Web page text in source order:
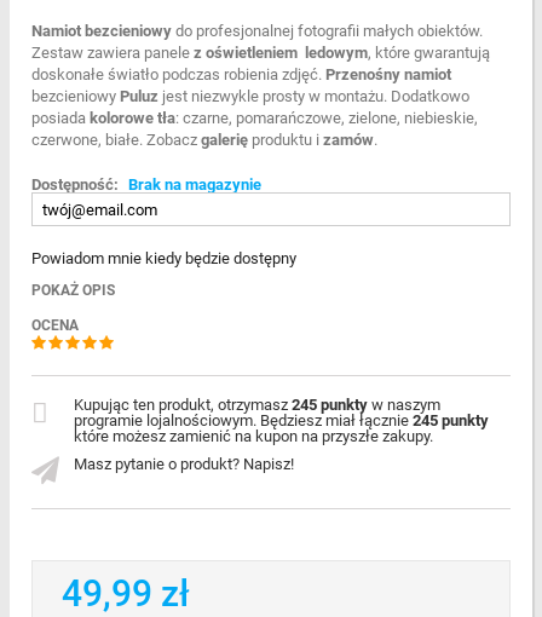
Namiot bezcieniowy do profesjonalnej fotografii małych obiektów.
Zestaw zawiera panele z oświetleniem ledowym, które gwarantują
doskonałe światło podczas robienia zdjęć. Przenośny namiot
bezcieniowy Puluz jest niezwykle prosty w montażu. Dodatkowo
posiada kolorowe tła: czarne, pomarańczowe, zielone, niebieskie,
czerwone, białe. Zobacz galerię produktu i zamów.
Dostępność: Brak na magazynie
Powiadom mnie kiedy będzie dostępny
POKAŻ OPIS
OCENA
Masz pytanie o produkt? Napisz!
Kupując ten produkt, otrzymasz 245 punkty w naszym
programie lojalnościowym. Będziesz miał łącznie 245 punkty
które możesz zamienić na kupon na przyszłe zakupy.
49,99 zł